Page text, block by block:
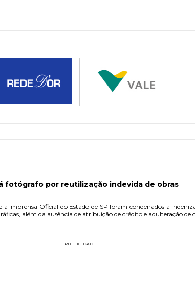
fotógrafo por reutilização indevida de obras
a Imprensa Oficial do Estado de SP foram condenados a
além da ausência de atribuição de crédito e adulteração de
PUBLICIDADE